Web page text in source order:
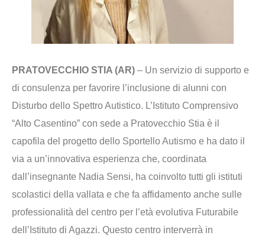
PRATOVECCHIO STIA (AR) – Un servizio di supporto e
di consulenza per favorire l’inclusione di alunni con
Disturbo dello Spettro Autistico. L’Istituto Comprensivo
“Alto Casentino” con sede a Pratovecchio Stia è il
capofila del progetto dello Sportello Autismo e ha dato il
via a un’innovativa esperienza che, coordinata
dall’insegnante Nadia Sensi, ha coinvolto tutti gli istituti
scolastici della vallata e che fa affidamento anche sulle
professionalità del centro per l’età evolutiva Futurabile
dell’Istituto di Agazzi. Questo centro interverrà in